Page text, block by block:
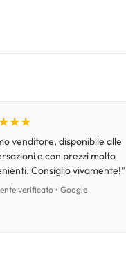
venditore, disponibile alle
e con prezzi molto
Consiglio vivamente!”
verificato • Google